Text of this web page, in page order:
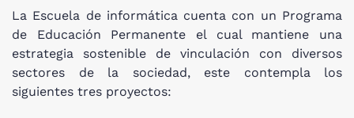
La Escuela de informática cuenta con un Programa
de Educación Permanente el cual mantiene una
estrategia sostenible de vinculación con diversos
sectores de la sociedad, este contempla los
siguientes tres proyectos: